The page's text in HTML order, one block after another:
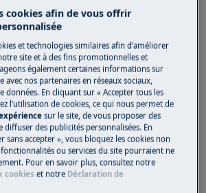
D'ÉTOUFFEMENT
destinées aux enfants de
Gardez toutes les petites pièces
de portée des enfants.
devraient utiliser ou installer le
de maintenance, coupez
eau de l'appareil. Videz
cookies afin de vous offrir
et technologies similaires afin d’améliorer
site et à des fins promotionnelles et
également certaines informations sur
nos partenaires en réseaux sociaux,
données. En cliquant sur « Accepter tous les
l’utilisation de cookies, ce qui nous permet de
sur le site, de vous proposer des
diffuser des publicités personnalisées. En
sans accepter », vous bloquez les cookies non
fonctionnalités ou services du site pourraient ne
Pour en savoir plus, consultez notre
cookies et notre Déclaration de